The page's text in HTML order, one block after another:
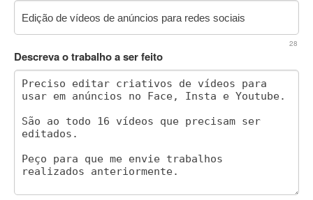
28
Descreva o trabalho a ser feito